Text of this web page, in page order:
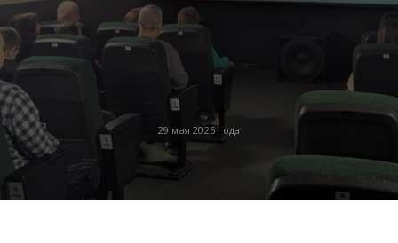
29 мая 2026 года